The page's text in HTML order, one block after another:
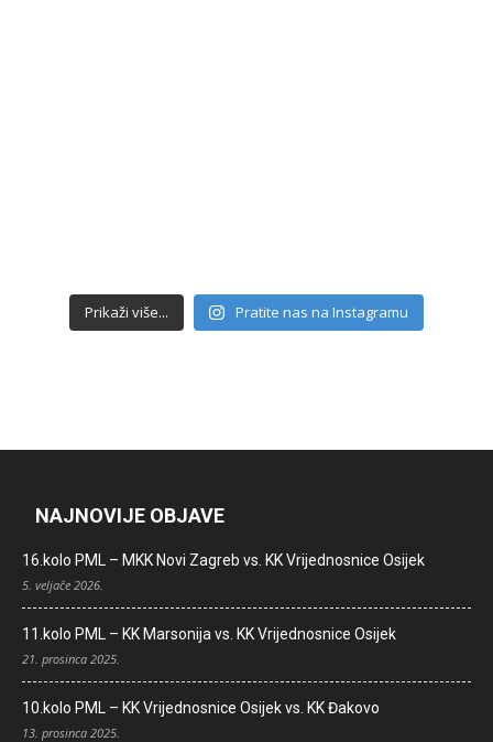
Prikaži više... Pratite nas na Instagramu
NAJNOVIJE OBJAVE
16.kolo PML – MKK Novi Zagreb vs. KK Vrijednosnice Osijek
5. veljače 2026.
11.kolo PML – KK Marsonija vs. KK Vrijednosnice Osijek
21. prosinca 2025.
10.kolo PML – KK Vrijednosnice Osijek vs. KK Đakovo
13. prosinca 2025.